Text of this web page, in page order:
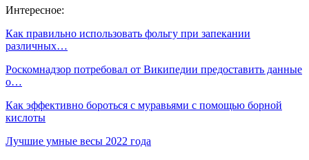
Интересное:
Как правильно использовать фольгу при запекании
различных…
Роскомнадзор потребовал от Википедии предоставить данные
о…
Как эффективно бороться с муравьями с помощью борной
кислоты
Лучшие умные весы 2022 года